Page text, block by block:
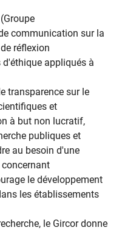
(Groupe
communication sur la
réflexion
appliqués à
transparence sur le
et
à but non lucratif,
publiques et
au besoin d'une
le développement
les établissements
le Gircor donne